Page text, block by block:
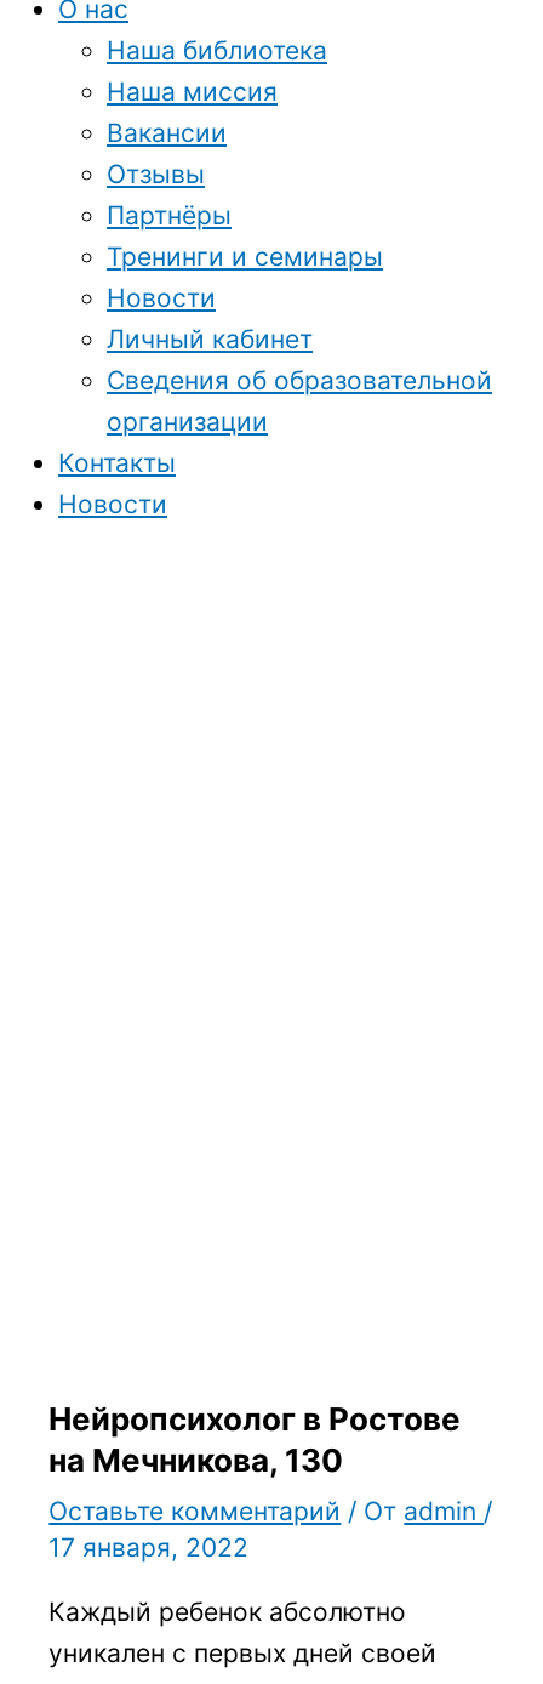
О нас
Наша библиотека
Наша миссия
Вакансии
Отзывы
Партнёры
Тренинги и семинары
Новости
Личный кабинет
Сведения об образовательной
организации
Контакты
Новости
Нейропсихолог в Ростове
на Мечникова, 130
Оставьте комментарий / От admin /
17 января, 2022
Каждый ребенок абсолютно
уникален с первых дней своей